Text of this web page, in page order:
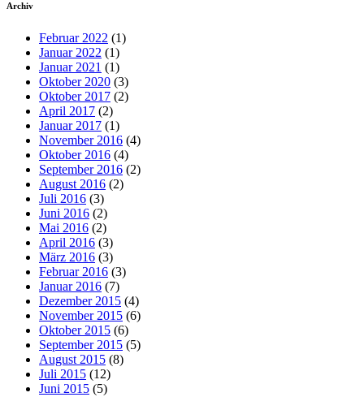
Archiv
Februar 2022 (1)
Januar 2022 (1)
Januar 2021 (1)
Oktober 2020 (3)
Oktober 2017 (2)
April 2017 (2)
Januar 2017 (1)
November 2016 (4)
Oktober 2016 (4)
September 2016 (2)
August 2016 (2)
Juli 2016 (3)
Juni 2016 (2)
Mai 2016 (2)
April 2016 (3)
März 2016 (3)
Februar 2016 (3)
Januar 2016 (7)
Dezember 2015 (4)
November 2015 (6)
Oktober 2015 (6)
September 2015 (5)
August 2015 (8)
Juli 2015 (12)
Juni 2015 (5)